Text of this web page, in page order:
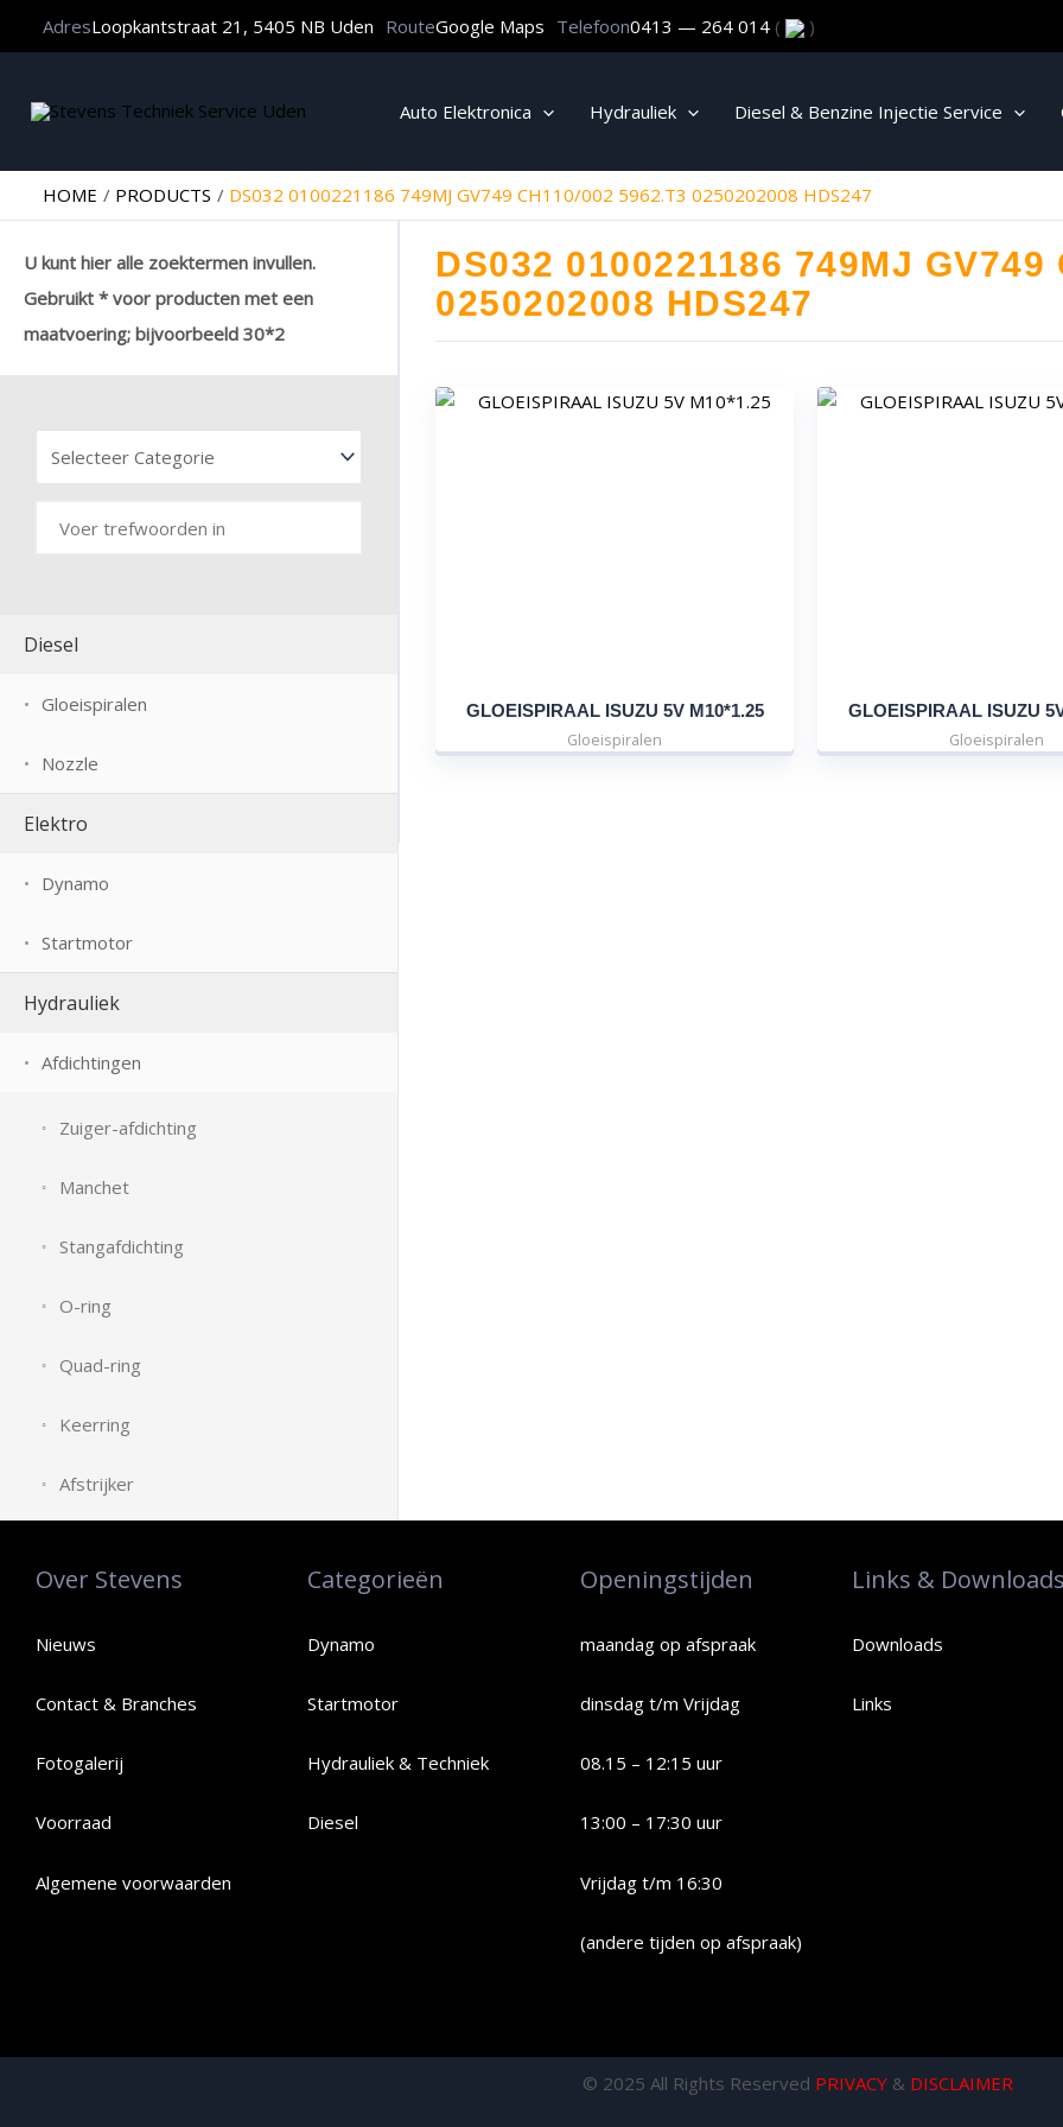
AdresLoopkantstraat 21, 5405 NB Uden RouteGoogle Maps Telefoon0413 — 264 014 ( )
Auto Elektronica Hydrauliek Diesel & Benzine Injectie Service
HOME PRODUCTS DS032 0100221186 749MJ GV749 CH110/002 5962.T3 0250202008 HDS247
U kunt hier alle zoektermen invullen.
Gebruikt * voor producten met een
maatvoering; bijvoorbeeld 30*2
Diesel
Gloeispiralen
Nozzle
Elektro
Dynamo
Startmotor
Hydrauliek
Afdichtingen
Zuiger-afdichting
Manchet
Stangafdichting
O-ring
Quad-ring
Keerring
Afstrijker
DS032 0100221186 749MJ GV749
0250202008 HDS247
GLOEISPIRAAL ISUZU 5V M10*1.25
Gloeispiralen
GLOEISPIRAAL ISUZU
Gloeispiralen
Over Stevens
Nieuws
Contact & Branches
Fotogalerij
Voorraad
Algemene voorwaarden
Categorieën
Dynamo
Startmotor
Hydrauliek & Techniek
Diesel
Openingstijden
maandag op afspraak
dinsdag t/m Vrijdag
08.15 – 12:15 uur
13:00 – 17:30 uur
Vrijdag t/m 16:30
(andere tijden op afspraak)
Links &
Downloads
Links
© 2025 All Rights Reserved PRIVACY& DISCLAIMER